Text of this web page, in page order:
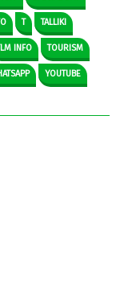
T TALLIKI
INFO TOURISM
YOUTUBE